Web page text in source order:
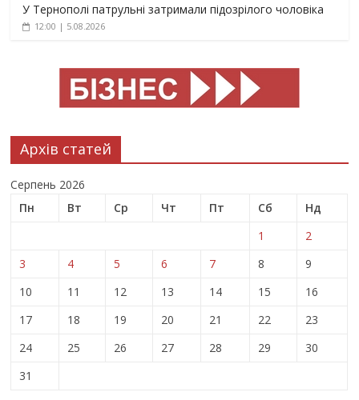
У Тернополі патрульні затримали підозрілого чоловіка
12:00 | 5.08.2026
Архів статей
Серпень 2026
Пн
Вт Ср Чт Пт Сб
Нд
1
2
3
4 5 6 7 8
9
10
11 12 13 14 15
16
17
18 19 20 21 22
23
24
25 26 27 28 29
30
31